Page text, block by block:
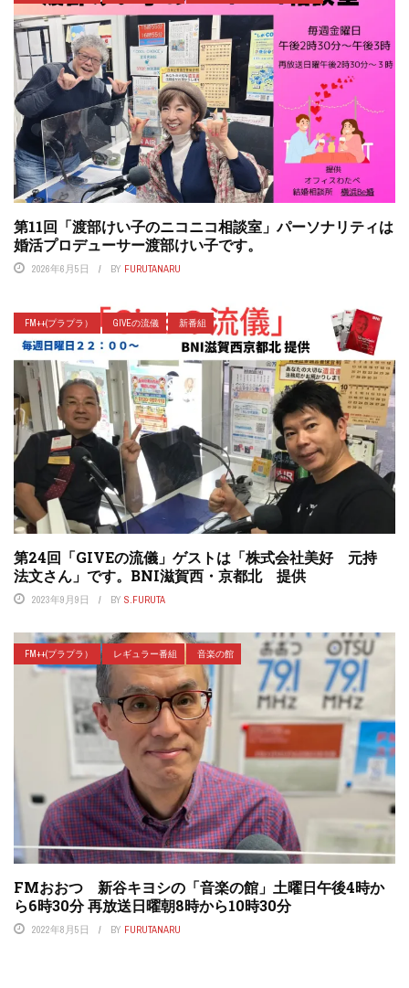
第11回「渡部けい子のニコニコ相談室」パーソナリティは
婚活プロデューサー渡部けい子です。
2026年6月5日 BY FURUTANARU
FM++(プラプラ） GIVEの流儀 新番組
第24回「GIVEの流儀」ゲストは「株式会社美好 元持
法文さん」です。BNI滋賀西・京都北 提供
2023年9月9日 BY S.FURUTA
FM++(プラプラ） レギュラー番組 音楽の館
FMおおつ 新谷キヨシの「音楽の館」土曜日午後4時か
ら6時30分 再放送日曜朝8時から10時30分
2022年8月5日 BY FURUTANARU